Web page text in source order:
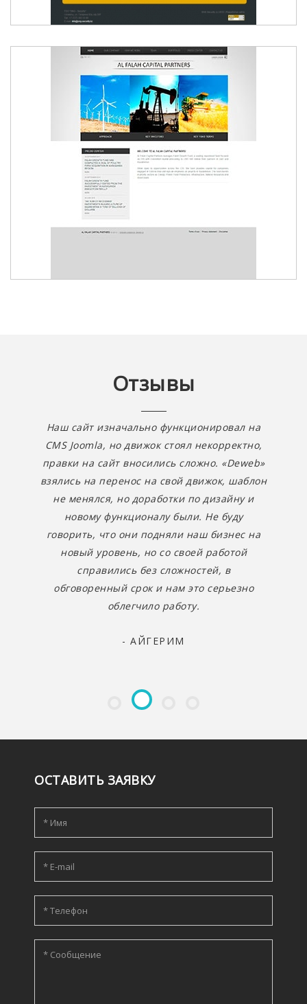
AL FALAH CAPITAL PARTNERS
Отзывы
Наш сайт изначально функционировал на
CMS Joomla, но движок стоял некорректно,
правки на сайт вносились сложно. «Deweb»
взялись на перенос на свой движок, шаблон
не менялся, но доработки по дизайну и
новому функционалу были. Не буду
говорить, что они подняли наш бизнес на
новый уровень, но со своей работой
справились без сложностей, в
обговоренный срок и нам это серьезно
облегчило работу.
- АЙГЕРИМ
ОСТАВИТЬ ЗАЯВКУ